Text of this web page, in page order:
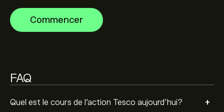
Commencer
FAQ
Quel est le cours de l'action Tesco aujourd'hui? +
futurs.
consensus général est Achat modéré.